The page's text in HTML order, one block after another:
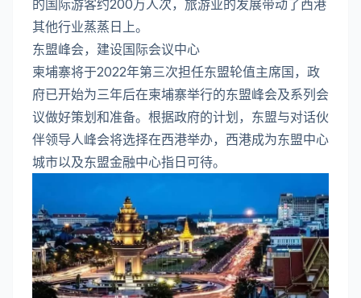
的国际游客约200万人次，旅游业的发展带动了西港
其他行业蒸蒸日上。
东盟峰会，建设国际会议中心
柬埔寨将于2022年第三次担任东盟轮值主席国，政
府已开始为三年后在柬埔寨举行的东盟峰会及系列会
议做好策划和准备。根据政府的计划，东盟与对话伙
伴领导人峰会将选择在西港举办，西港成为东盟中心
城市以及东盟金融中心指日可待。